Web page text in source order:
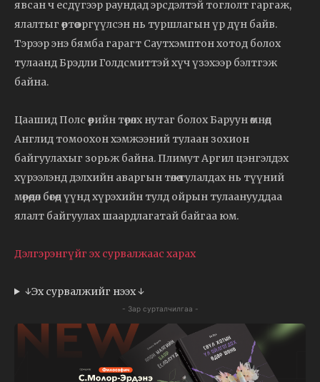
явсан ч есдүгээр раундад эрсдэлтэй тоглолт гаргаж,
ялалтыг өөртөө эргүүлсэн нь туршлагын үр дүн байв.
Тэрээр энэ бямба гарагт Саутхэмптон хотод болох
тулаанд Брэдли Голдсмиттэй хүч үзэхээр бэлтгэж
байна.
Цаашид Полс өөрийн төрөлх нутаг болох Баруун өмнөд
Англид томоохон хэмжээний тулаан зохион
байгуулахыг зорьж байна. Плимут Аргил цэнгэлдэх
хүрээлэнд дэлхийн аваргын төлөө тулалдах нь түүний
мөрөөдөл бөгөөд үүнд хүрэхийн тулд ойрын тулаанууддаа
ялалт байгуулах шаардлагатай байгаа юм.
Дэлгэрэнгүйг эх сурвалжаас харах
↓Эх сурвалжийг нээх ↓
- Зар сурталчилгаа -